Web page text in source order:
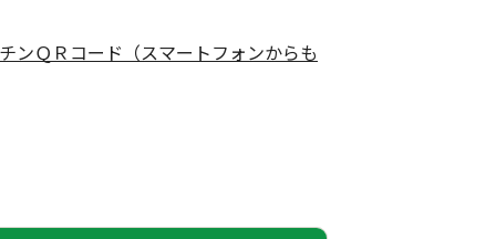
ンＱＲコード（スマートフォンからも